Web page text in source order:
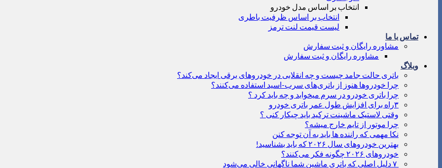
انتخاب بر اساس مدل خودرو
انتخاب بر اساس ظرفیت باطری
لیست قیمت لنت ترمز
تماس با ما
مشاوره رایگان و ثبت سفارش
مشاوره رایگان و ثبت سفارش
وبلاگ
باتری حالت جامد چیست و چه انقلابی در خودروهای برقی ایجاد می‌کند؟
چرا خودروها هنوز از باتری‌های سرب-اسید استفاده می‌کنند؟
چرا باتری خودرو در سرم میخوابد و چه باید کرد ؟
۳راه برای افزایش طول عمر باتری خودرو
وقتی لاستیک ماشینت ترکید باید چیکار کنی ؟
چرا موتور از تایم خارج میشه؟
نکا مهمی که راننده ها باید به آن توجه کنن
بهترین خودروهای سال ۲۰۲۶ که باید بشناسید!
خودروهای ۲۰۲۶ چگونه فکر می‌کنند؟